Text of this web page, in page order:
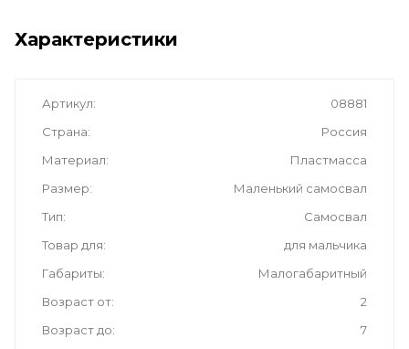
Характеристики
Артикул
08881
Страна
Россия
Материал
Пластмасса
Размер
Маленький самосвал
Тип
Самосвал
Товар для
для мальчика
Габариты
Малогабаритный
Возраст от
2
Возраст до
7